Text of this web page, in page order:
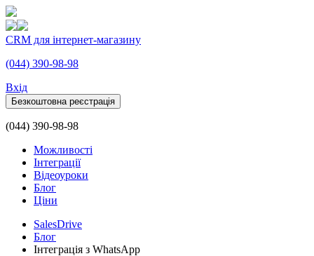
CRM для інтернет-магазину
(044) 390-98-98
Вхiд
Безкоштовна реєстрація
(044) 390-98-98
Можливості
Інтеграції
Відеоуроки
Блог
Ціни
SalesDrive
Блог
Інтеграція з WhatsApp